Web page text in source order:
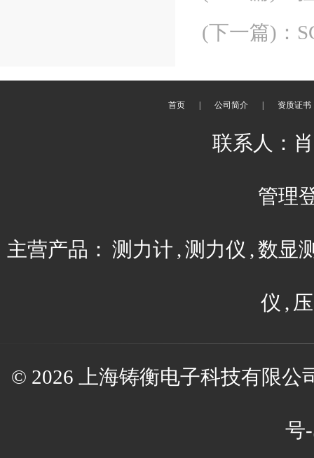
(下一篇) ：
首页 公司简介 资质证书
联系人：
管理
主营产品： 测力计 , 测力仪 , 数显
仪 ,
© 2026 上海铸衡电子科技有限公
号